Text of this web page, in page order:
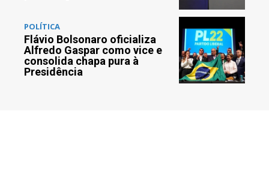
POLÍTICA
Flávio Bolsonaro oficializa
Alfredo Gaspar como vice e
consolida chapa pura à
Presidência